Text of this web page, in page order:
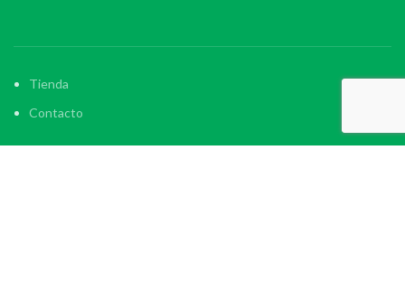
Tienda
Contacto